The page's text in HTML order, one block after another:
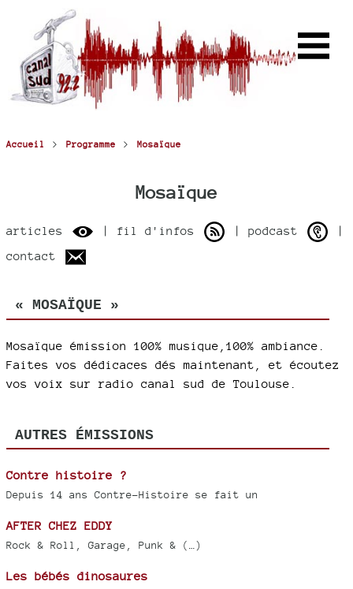
Accueil > Programme > Mosaïque
Mosaïque
articles | fil d'infos | podcast
|
contact
« MOSAÏQUE »
Mosaïque émission 100% musique,100% ambiance.
Faites vos dédicaces dés maintenant, et écoutez
vos voix sur radio canal sud de Toulouse.
AUTRES ÉMISSIONS
Contre histoire ?
Depuis 14 ans Contre-Histoire se fait un
AFTER CHEZ EDDY
Rock & Roll, Garage, Punk & (…)
Les bébés dinosaures